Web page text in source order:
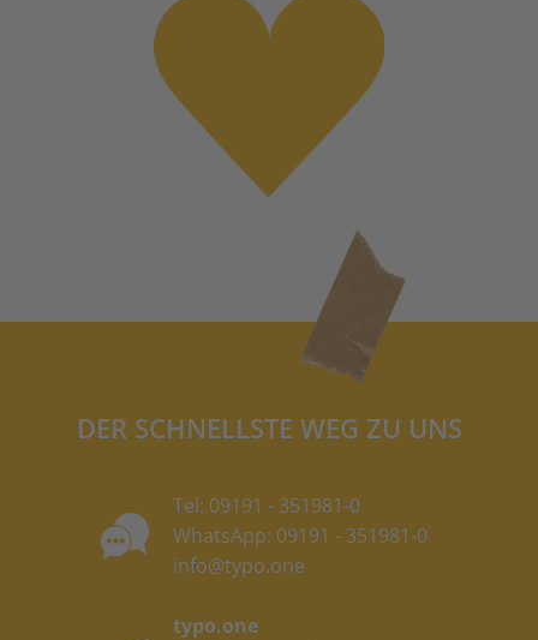
DER SCHNELLSTE WEG ZU UNS
Tel: 09191 - 351981-0
WhatsApp: 09191 - 351981-0
info@typo.one
typo.one